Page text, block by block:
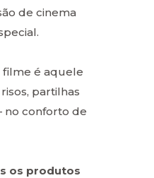
de cinema
é aquele
partilhas
no conforto de
os produtos